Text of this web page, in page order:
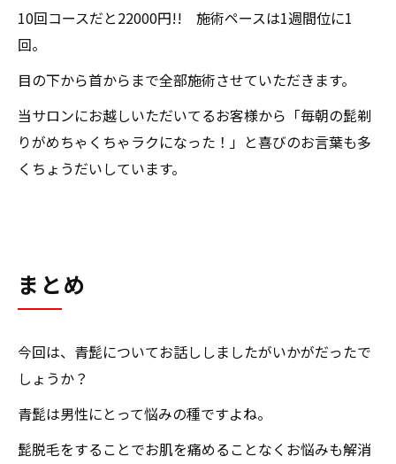
10回コースだと22000円!! 施術ペースは1週間位に1
回。
目の下から首からまで全部施術させていただきます。
当サロンにお越しいただいてるお客様から「毎朝の髭剃
りがめちゃくちゃラクになった！」と喜びのお言葉も多
くちょうだいしています。
まとめ
今回は、青髭についてお話ししましたがいかがだったで
しょうか？
青髭は男性にとって悩みの種ですよね。
髭脱毛をすることでお肌を痛めることなくお悩みも解消